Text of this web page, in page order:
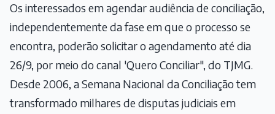
Os interessados em agendar audiência de conciliação,
independentemente da fase em que o processo se
encontra, poderão solicitar o agendamento até dia
26/9, por meio do canal 'Quero Conciliar", do TJMG.
Desde 2006, a Semana Nacional da Conciliação tem
transformado milhares de disputas judiciais em